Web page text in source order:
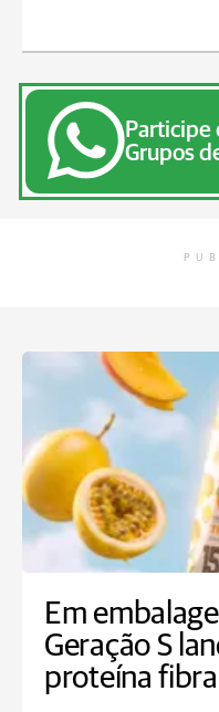
Participe
Grupos
Em
Geração S
proteína fibra